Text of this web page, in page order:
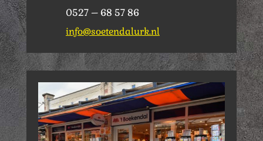
0527 – 68 57 86
info@soetendalurk.nl